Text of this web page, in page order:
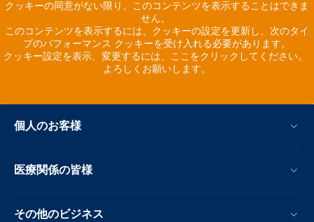
クッキーの同意がない限り、このコンテンツを表示することはできま
せん。
このコンテンツを表示するには、クッキーの設定を更新し、次のタイ
プのパフォーマンス クッキーを受け入れる必要があります。
クッキー設定を表示、変更するには、ここをクリックしてください。
よろしくお願いします。
個人のお客様
医療関係の皆様
その他のビジネス